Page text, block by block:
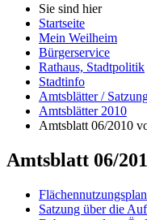
Sie sind hier
Startseite
Mein Weilheim
Bürgerservice
Rathaus, Stadtpolitik
Stadtinfo
Amtsblätter /
Amtsblätter 2010
Amtsblatt 06/2010
Amtsblatt 06/
Satzung über die